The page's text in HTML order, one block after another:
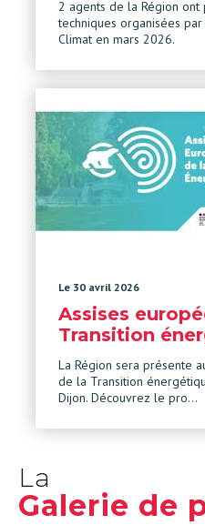
2 agents de la Région ont
techniques organisées par
Climat en mars 2026.
Le 30 avril 2026
Assises
Transition
La Région sera présente
de la Transition
Dijon. Découvrez le pro…
La
Galerie de